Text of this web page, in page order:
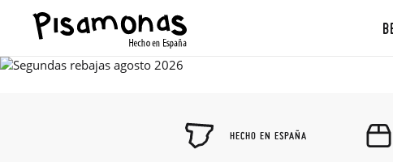
HECHO EN ESPAÑA